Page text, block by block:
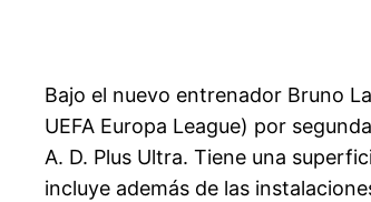
Bajo el nuevo entrenador Bruno
UEFA Europa League) por
A. D. Plus Ultra. Tiene una
incluye además de las